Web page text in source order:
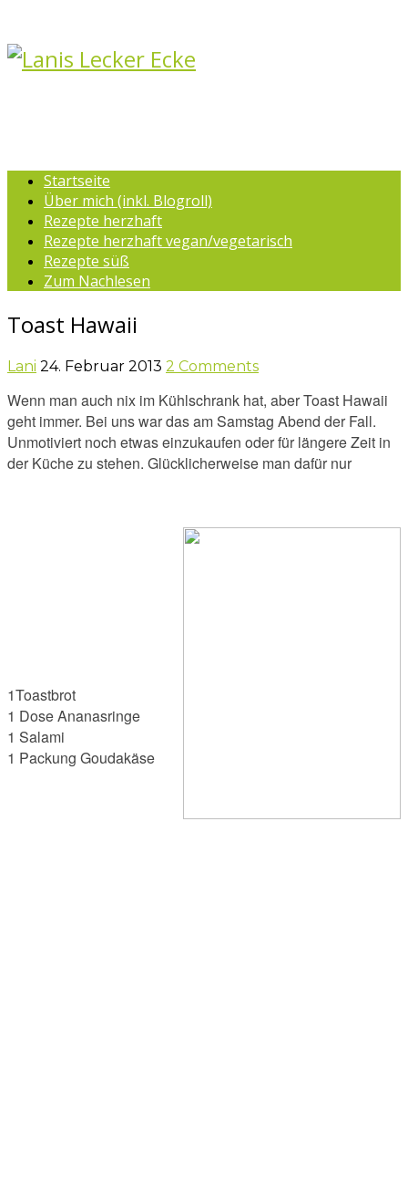
Startseite
Über mich (inkl. Blogroll)
Rezepte herzhaft
Rezepte herzhaft vegan/vegetarisch
Rezepte süß
Zum Nachlesen
Toast Hawaii
Lani 24. Februar 2013 2 Comments
Wenn man auch nix im Kühlschrank hat, aber Toast Hawaii
geht immer. Bei uns war das am Samstag Abend der Fall.
Unmotiviert noch etwas einzukaufen oder für längere Zeit in
der Küche zu stehen. Glücklicherweise man dafür nur
1Toastbrot
1 Dose Ananasringe
1 Salami
1 Packung Goudakäse